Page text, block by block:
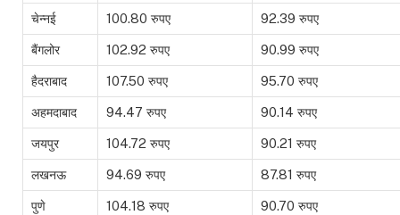
चेन्नई 100.80 रुपए 92.39 रुपए
बैंगलोर 102.92 रुपए 90.99 रुपए
हैदराबाद 107.50 रुपए 95.70 रुपए
अहमदाबाद 94.47 रुपए 90.14 रुपए
जयपुर 104.72 रुपए 90.21 रुपए
लखनऊ 94.69 रुपए 87.81 रुपए
पुणे 104.18 रुपए 90.70 रुपए